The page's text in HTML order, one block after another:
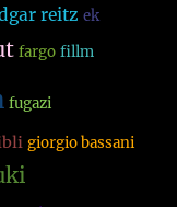
reitz ek
fargo fillm
fugazi
giorgio bassani